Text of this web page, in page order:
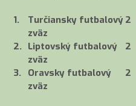
1.
Turčiansky futbalový
zväz
2
2. Liptovský futbalový
zväz
2
3. Oravsky futbalový
zväz
2